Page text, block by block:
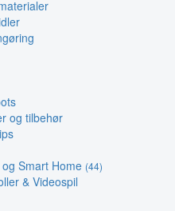
og tilbehør
Smart Home (44)
& Videospil